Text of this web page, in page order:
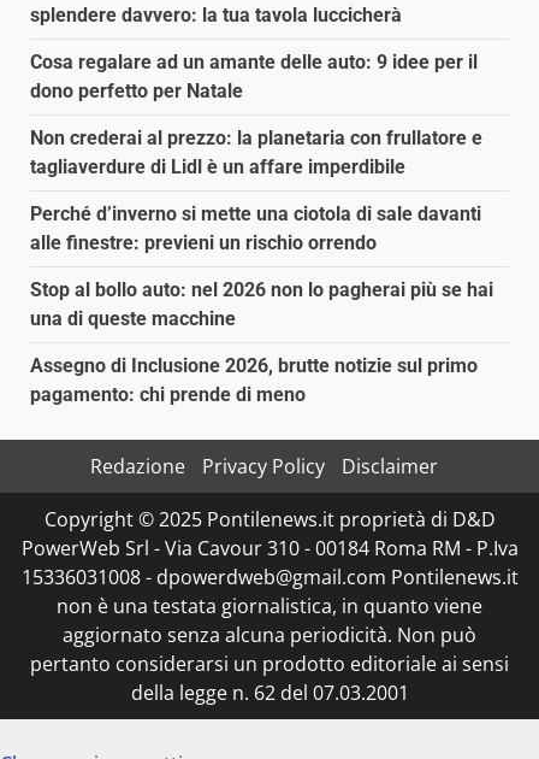
splendere davvero: la tua tavola luccicherà
Cosa regalare ad un amante delle auto: 9 idee per il
dono perfetto per Natale
Non crederai al prezzo: la planetaria con frullatore e
tagliaverdure di Lidl è un affare imperdibile
Perché d’inverno si mette una ciotola di sale davanti
alle finestre: previeni un rischio orrendo
Stop al bollo auto: nel 2026 non lo pagherai più se hai
una di queste macchine
Assegno di Inclusione 2026, brutte notizie sul primo
pagamento: chi prende di meno
Redazione Privacy Policy
Disclaimer
Copyright © 2025 Pontilenews.it proprietà di D&D
PowerWeb Srl - Via Cavour 310 - 00184 Roma RM - P.Iva
15336031008 - dpowerdweb@gmail.com Pontilenews.it
non è una testata giornalistica, in quanto viene
aggiornato senza alcuna periodicità. Non può
pertanto considerarsi un prodotto editoriale ai sensi
della legge n. 62 del 07.03.2001